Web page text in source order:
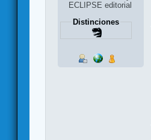
ECLIPSE editorial
Distinciones